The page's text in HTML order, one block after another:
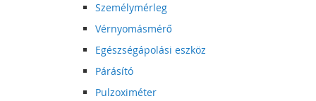
Személymérleg
Vérnyomásmérő
Egészségápolási eszköz
Párásító
Pulzoximéter